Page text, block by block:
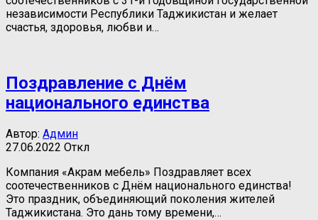
независимости Республики Таджикистан и желает
счастья, здоровья, любви и…
Поздравление с Днём
национального единства
Автор: Админ
27.06.2022 Откл
Компания «Акрам мебель» Поздравляет всех
соотечественников с Днём национального единства!
Это праздник, объединяющий поколения жителей
Таджикистана. Это дань тому времени,…